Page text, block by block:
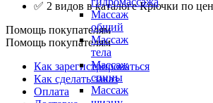
Массаж
общий
Массаж
тела
Массаж
спины
Массаж
✅ 2 видов в каталоге Крючки по
Помощь покупателям
Помощь покупателям
Как зарегистрироваться
Как сделать заказ
Оплата